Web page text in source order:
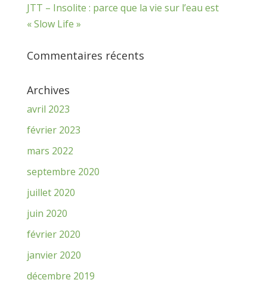
JTT – Insolite : parce que la vie sur l’eau est
« Slow Life »
Commentaires récents
Archives
avril 2023
février 2023
mars 2022
septembre 2020
juillet 2020
juin 2020
février 2020
janvier 2020
décembre 2019